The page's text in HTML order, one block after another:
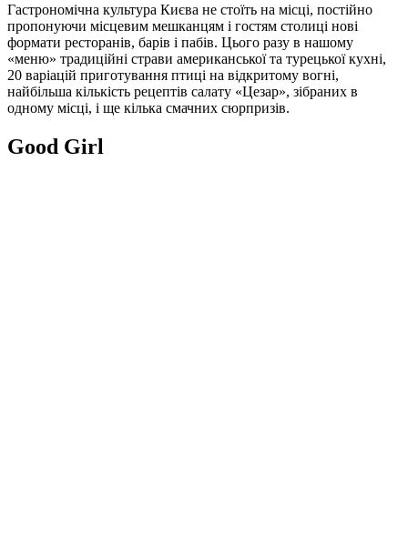
Гастрономічна культура Києва не стоїть на місці, постійно
пропонуючи місцевим мешканцям і гостям столиці нові
формати ресторанів, барів і пабів. Цього разу в нашому
«меню» традиційні страви американської та турецької кухні,
20 варіацій приготування птиці на відкритому вогні,
найбільша кількість рецептів салату «Цезар», зібраних в
одному місці, і ще кілька смачних сюрпризів.
Good Girl